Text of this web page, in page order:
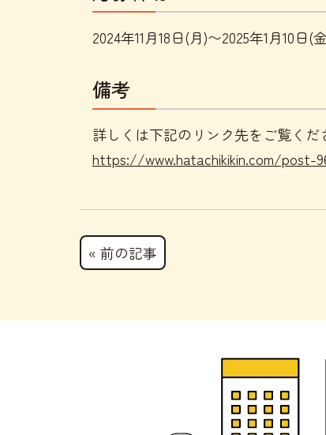
2024年11月18日(月)〜2025年1月10
備考
詳しくは下記のリンク先をご覧くだ
https://www.hatachikikin.com/post-
« 前の記事